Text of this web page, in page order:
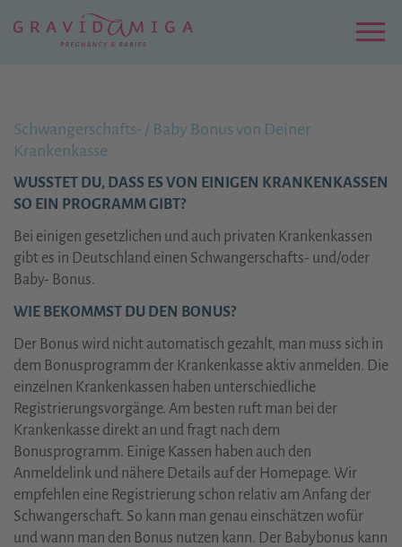
Hauptinhalt
Schwangerschafts- / Baby Bonus von Deiner
Krankenkasse
WUSSTET DU, DASS ES VON EINIGEN KRANKENKASSEN
SO EIN PROGRAMM GIBT?
Bei einigen gesetzlichen und auch privaten Krankenkassen
gibt es in Deutschland einen Schwangerschafts- und/oder
Baby- Bonus.
WIE BEKOMMST DU DEN BONUS?
Der Bonus wird nicht automatisch gezahlt, man muss sich in
dem Bonusprogramm der Krankenkasse aktiv anmelden. Die
einzelnen Krankenkassen haben unterschiedliche
Registrierungsvorgänge. Am besten ruft man bei der
Krankenkasse direkt an und fragt nach dem
Bonusprogramm. Einige Kassen haben auch den
Anmeldelink und nähere Details auf der Homepage. Wir
empfehlen eine Registrierung schon relativ am Anfang der
Schwangerschaft. So kann man genau einschätzen wofür
und wann man den Bonus nutzen kann. Der Babybonus kann